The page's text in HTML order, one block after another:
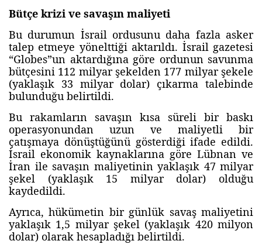
Bütçe krizi ve savaşın maliyeti
Bu durumun İsrail ordusunu daha fazla asker
talep etmeye yönelttiği aktarıldı. İsrail gazetesi
“Globes”un aktardığına göre ordunun savunma
bütçesini 112 milyar şekelden 177 milyar şekele
(yaklaşık 33 milyar dolar) çıkarma talebinde
bulunduğu belirtildi.
Bu rakamların savaşın kısa süreli bir baskı
operasyonundan uzun ve maliyetli bir
çatışmaya dönüştüğünü gösterdiği ifade edildi.
İsrail ekonomik kaynaklarına göre Lübnan ve
İran ile savaşın maliyetinin yaklaşık 47 milyar
şekel (yaklaşık 15 milyar dolar) olduğu
kaydedildi.
Ayrıca, hükümetin bir günlük savaş maliyetini
yaklaşık 1,5 milyar şekel (yaklaşık 420 milyon
dolar) olarak hesapladığı belirtildi.